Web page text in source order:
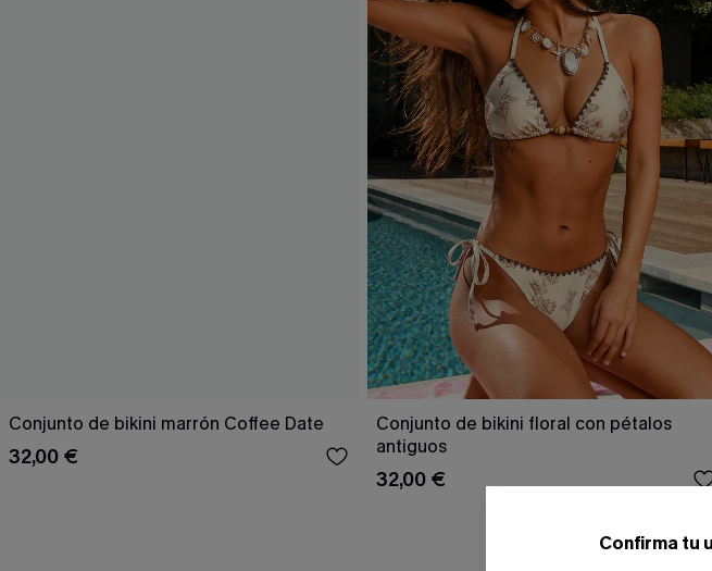
Conjunto de bikini marrón Coffee Date
32,00 €
Conjunto de bikini floral con pétalos
antiguos
32,00 €
Confirma tu